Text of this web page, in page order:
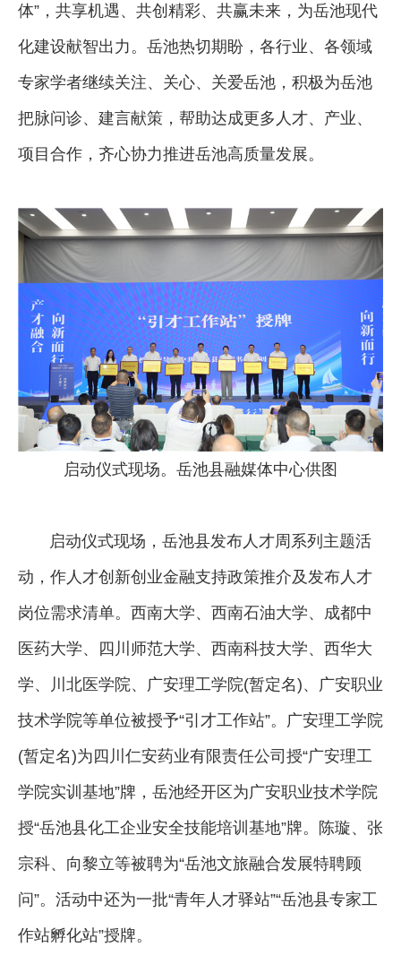
体”，共享机遇、共创精彩、共赢未来，为岳池现代
化建设献智出力。岳池热切期盼，各行业、各领域
专家学者继续关注、关心、关爱岳池，积极为岳池
把脉问诊、建言献策，帮助达成更多人才、产业、
项目合作，齐心协力推进岳池高质量发展。
启动仪式现场。岳池县融媒体中心供图
启动仪式现场，岳池县发布人才周系列主题活
动，作人才创新创业金融支持政策推介及发布人才
岗位需求清单。西南大学、西南石油大学、成都中
医药大学、四川师范大学、西南科技大学、西华大
学、川北医学院、广安理工学院(暂定名)、广安职业
技术学院等单位被授予“引才工作站”。广安理工学院
(暂定名)为四川仁安药业有限责任公司授“广安理工
学院实训基地”牌，岳池经开区为广安职业技术学院
授“岳池县化工企业安全技能培训基地”牌。陈璇、张
宗科、向黎立等被聘为“岳池文旅融合发展特聘顾
问”。活动中还为一批“青年人才驿站”“岳池县专家工
作站孵化站”授牌。